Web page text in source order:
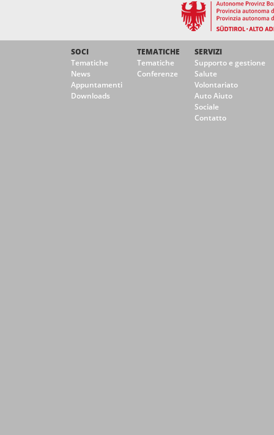
SOCI
Tematiche
News
Appuntamenti
Downloads
TEMATICHE
Tematiche
Conferenze
SERVIZI
Supporto e gestione
Salute
Volontariato
Auto Aiuto
Sociale
Contatto